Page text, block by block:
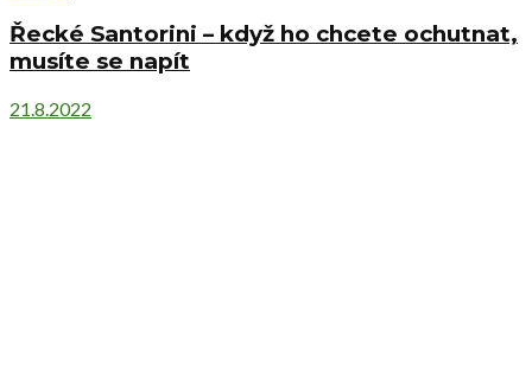
Řecké Santorini – když ho chcete ochutnat,
musíte se napít
21.8.2022